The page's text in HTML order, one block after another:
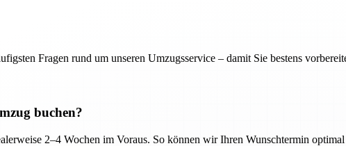
Fragen rund um unseren Umzugsservice – damit Sie bestens
buchen?
2–4 Wochen im Voraus. So können wir Ihren Wunschtermin